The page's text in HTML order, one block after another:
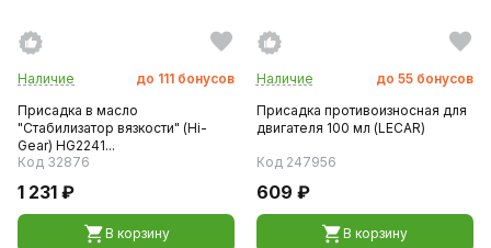
Наличие до 111 бонусов
Присадка в масло
"Стабилизатор вязкости" (Hi-
Gear) HG2241...
Код 32876
1 231 ₽
В корзину
Наличие до 55 бонусов
Присадка противоизносная для
двигателя 100 мл (LECAR)
Код 247956
609 ₽
В корзину